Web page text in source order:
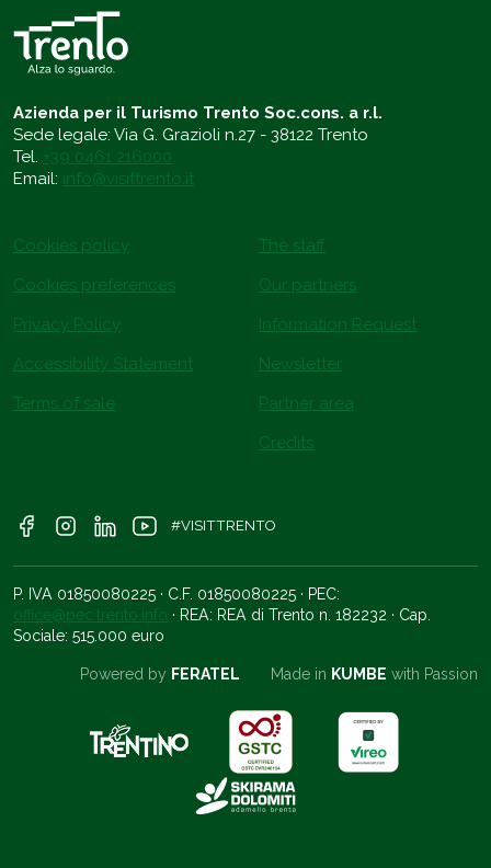
Azienda per il Turismo Trento Soc.cons. a r.l.
Sede legale: Via G. Grazioli n.27 - 38122 Trento
Tel. +39 0461 216000
Email: info@visittrento.it
Cookies policy
Cookies preferences
Privacy Policy
Accessibility Statement
Terms of sale
The staff
Our partners
Information Request
Newsletter
Partner area
Credits
#VISITTRENTO
P. IVA 01850080225 · C.F. 01850080225 · PEC:
office@pec.trento.info · REA: REA di Trento n. 182232 · Cap.
Sociale: 515.000 euro
Powered by FERATEL Made in KUMBE with Passion